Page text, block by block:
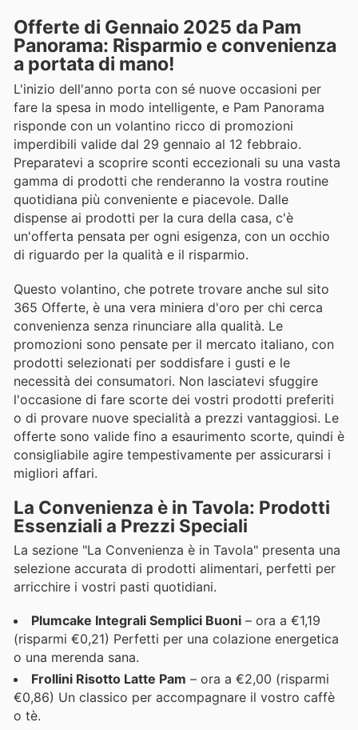
Offerte di Gennaio 2025 da Pam
Panorama: Risparmio e convenienza
a portata di mano!
L'inizio dell'anno porta con sé nuove occasioni per
fare la spesa in modo intelligente, e Pam Panorama
risponde con un volantino ricco di promozioni
imperdibili valide dal 29 gennaio al 12 febbraio.
Preparatevi a scoprire sconti eccezionali su una vasta
gamma di prodotti che renderanno la vostra routine
quotidiana più conveniente e piacevole. Dalle
dispense ai prodotti per la cura della casa, c'è
un'offerta pensata per ogni esigenza, con un occhio
di riguardo per la qualità e il risparmio.
Questo volantino, che potrete trovare anche sul sito
365 Offerte, è una vera miniera d'oro per chi cerca
convenienza senza rinunciare alla qualità. Le
promozioni sono pensate per il mercato italiano, con
prodotti selezionati per soddisfare i gusti e le
necessità dei consumatori. Non lasciatevi sfuggire
l'occasione di fare scorte dei vostri prodotti preferiti
o di provare nuove specialità a prezzi vantaggiosi. Le
offerte sono valide fino a esaurimento scorte, quindi è
consigliabile agire tempestivamente per assicurarsi i
migliori affari.
La Convenienza è in Tavola: Prodotti
Essenziali a Prezzi Speciali
La sezione "La Convenienza è in Tavola" presenta una
selezione accurata di prodotti alimentari, perfetti per
arricchire i vostri pasti quotidiani.
Plumcake Integrali Semplici Buoni – ora a €1,19
(risparmi €0,21) Perfetti per una colazione energetica
o una merenda sana.
Frollini Risotto Latte Pam – ora a €2,00 (risparmi
€0,86) Un classico per accompagnare il vostro caffè
o tè.